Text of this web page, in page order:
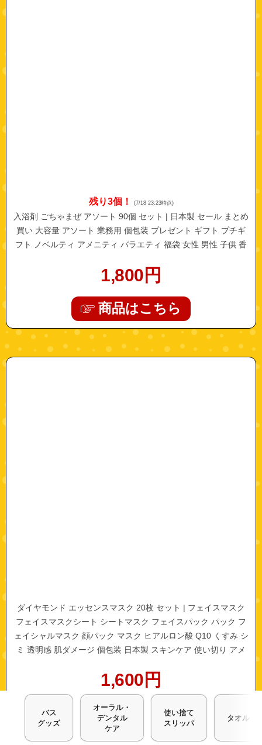
残り3個！ (7/18 23:23時点)
入浴剤 ごちゃまぜ アソート 90個 セット | 日本製 セール まとめ
買い 大容量 アソート 業務用 個包装 プレゼント ギフト プチギ
フト ノベルティ アメニティ バラエティ 福袋 女性 男性 子供 香
1,800 円
商品はこちら
"81014000-20"
ダイヤモンド エッセンスマスク 20枚 セット | フェイスマスク
フェイスマスクシート シートマスク フェイスパック パック フ
ェイシャルマスク 顔パック マスク ヒアルロン酸 Q10 くすみ シ
ミ 透明感 肌ダメージ 個包装 日本製 スキンケア 使い切り アメ
1,600 円
商品はこちら
バス
グッズ
オーラル・
デンタル
ケア
使い捨て
スリッパ
タオル